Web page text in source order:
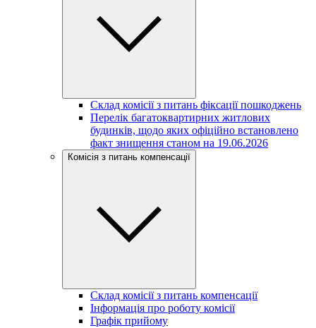
Склад комісії з питань фіксації пошкоджень
Перелік багатоквартирних житлових
будинків, щодо яких офіційно встановлено
факт знищення станом на 19.06.2026
Комісія з питань компенсації
Склад комісії з питань компенсації
Інформація про роботу комісії
Графік прийому